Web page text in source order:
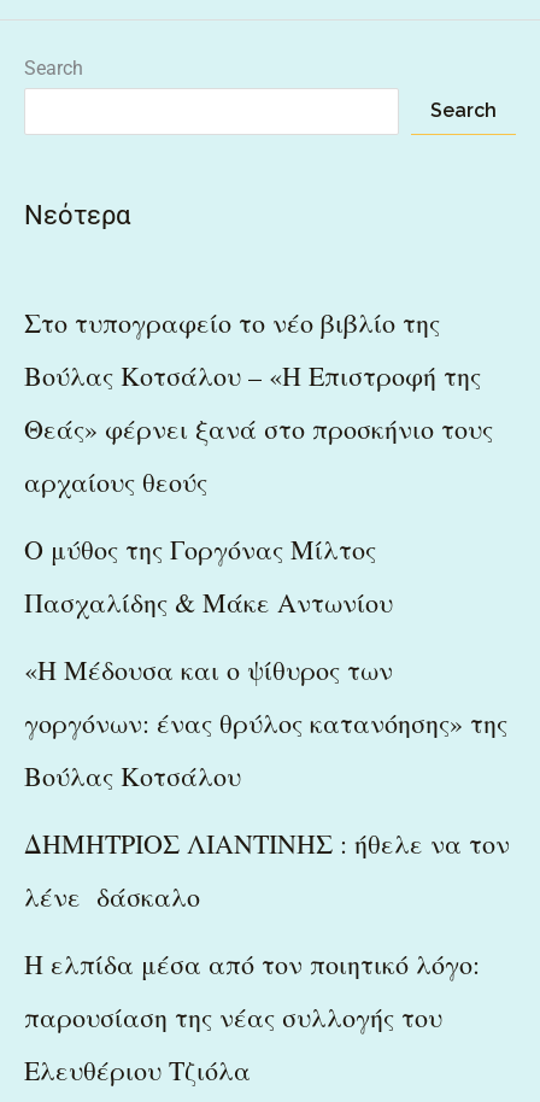
Search
Search
Νεότερα
Στο τυπογραφείο το νέο βιβλίο της
Βούλας Κοτσάλου – «Η Επιστροφή της
Θεάς» φέρνει ξανά στο προσκήνιο τους
αρχαίους θεούς
Ο μύθος της Γοργόνας Μίλτος
Πασχαλίδης & Μάκε Αντωνίου
«Η Μέδουσα και ο ψίθυρος των
γοργόνων: ένας θρύλος κατανόησης» της
Βούλας Κοτσάλου
ΔΗΜΗΤΡΙΟΣ ΛΙΑΝΤΙΝΗΣ : ήθελε να τον
λένε δάσκαλο
Η ελπίδα μέσα από τον ποιητικό λόγο:
παρουσίαση της νέας συλλογής του
Ελευθέριου Τζιόλα